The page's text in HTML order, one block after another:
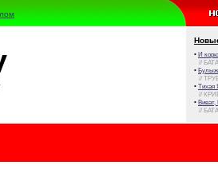
• И
//
•
//
• Тихая
//
•
//